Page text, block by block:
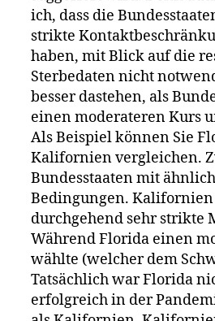
ich, dass die
strikte
haben, mit Blick auf die
Sterbedaten nicht
besser dastehen, als
einen moderateren Kurs
Als Beispiel können Sie
Kalifornien vergleichen.
Bundesstaaten mit
Bedingungen. Kalifornien
durchgehend sehr strikte
Während Florida einen
wählte (welcher dem
Tatsächlich war Florida
erfolgreich in der